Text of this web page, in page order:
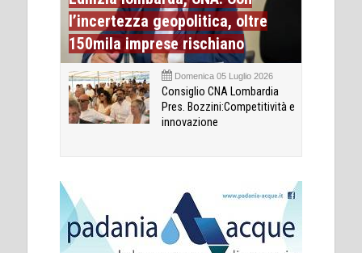
l’incertezza geopolitica, oltre
150mila imprese rischiano
Domenica 05 Luglio 2026
Consiglio CNA Lombardia
Pres. Bozzini:Competitività e
innovazione